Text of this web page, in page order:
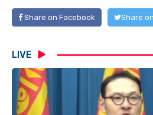
Share on Facebook Share
LIVE